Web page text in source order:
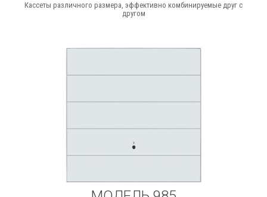
Кассеты различного размера, эффективно комбинируемые друг с
другом